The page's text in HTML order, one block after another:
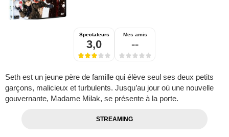
Spectateurs
3,0
Mes amis
--
Seth est un jeune père de famille qui élève seul ses deux petits
garçons, malicieux et turbulents. Jusqu’au jour où une nouvelle
gouvernante, Madame Milak, se présente à la porte.
STREAMING